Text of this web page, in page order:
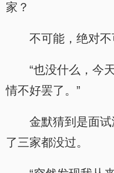
家？
不可能，绝对不
“也没什么，今
情不好罢了。”
金默猜到是面
了三家都没过。